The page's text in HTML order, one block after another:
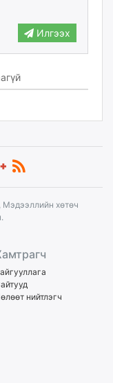
Илгээх
хөтөч
нийтлэгч